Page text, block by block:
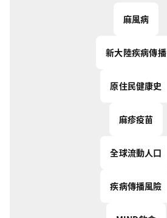
麻風病
新大陸疾病傳播
原住民健康史
麻疹疫苗
全球流動人口
疾病傳播風險